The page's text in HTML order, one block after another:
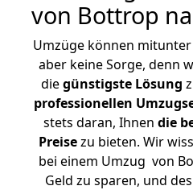
von Bottrop
Umzüge können
aber keine Sorge, denn
diegünstigste Lösung
professionellen
stets daran, Ihnen die
Preisezu bieten. Wir
bei einem Umzug von
Geld zu sparen, und